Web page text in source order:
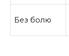
Без болю